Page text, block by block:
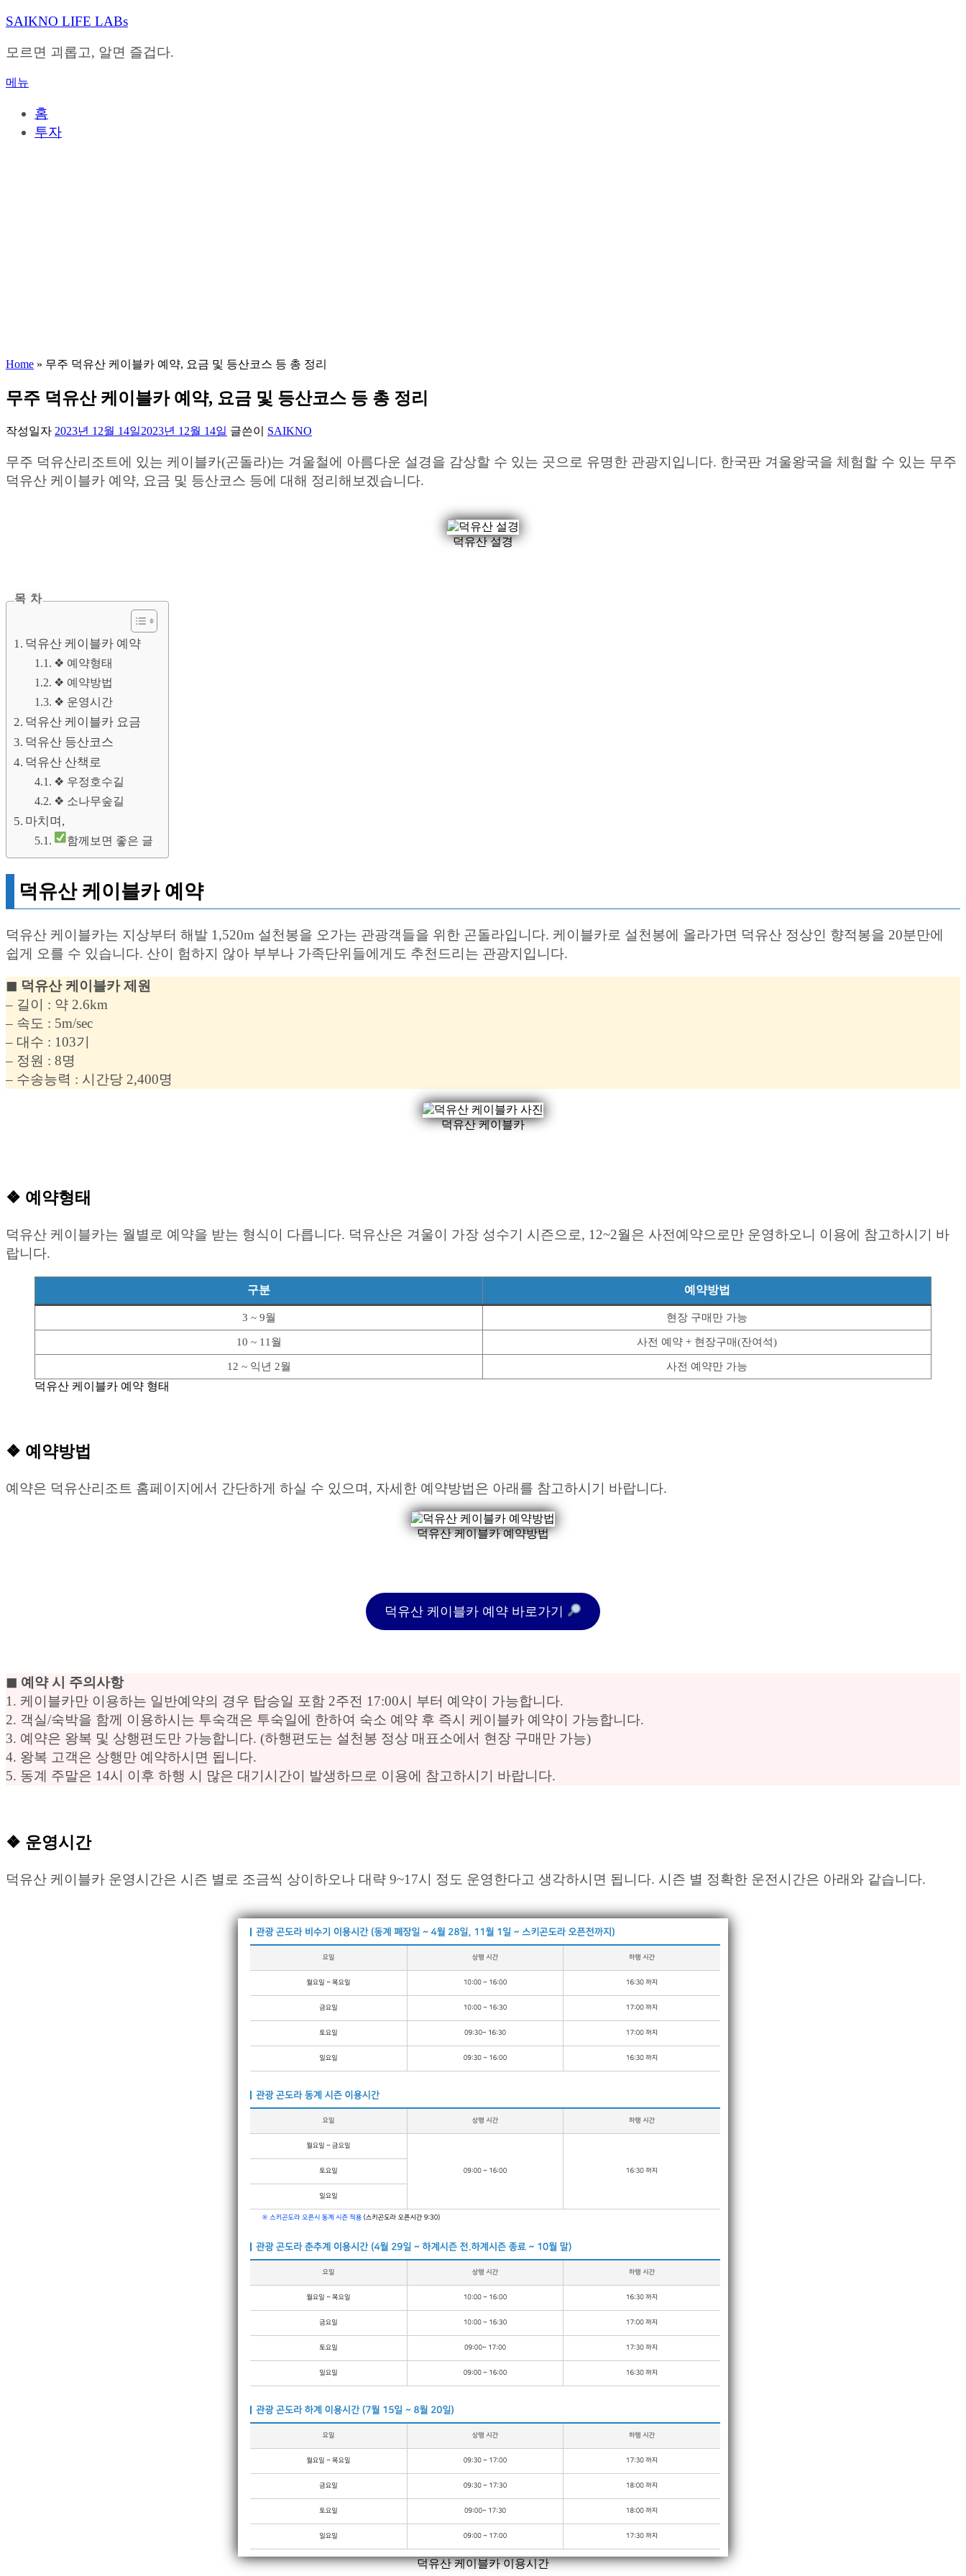
내
으
바
SAIKNO LIFE LABs
모르면 괴롭고, 알면 즐겁다.
메뉴
홈
투자
Home » 무주 덕유산 케이블카 예약, 요금 및 등산코스 등 총 정리
무주 덕유산 케이블카 예약, 요금 및 등산코스 등 총 정리
작성일자 2023년 12월 14일2023년 12월 14일 글쓴이 SAIKNO
무주 덕유산리조트에 있는 케이블카(곤돌라)는 겨울철에 아름다운 설경을 감상할 수 있는 곳으로 유명한 관광지입니다. 한국판 겨울왕국을 체험할 수 있는 무주
덕유산 케이블카 예약, 요금 및 등산코스 등에 대해 정리해보겠습니다.
덕유산 설경
목 차
덕유산 케이블카 예약
❖ 예약형태
❖ 예약방법
❖ 운영시간
덕유산 케이블카 요금
덕유산 등산코스
덕유산 산책로
❖ 우정호수길
❖ 소나무숲길
마치며,
함께보면 좋은 글
덕유산 케이블카 예약
덕유산 케이블카는 지상부터 해발 1,520m 설천봉을 오가는 관광객들을 위한 곤돌라입니다. 케이블카로 설천봉에 올라가면 덕유산 정상인 향적봉을 20분만에
쉽게 오를 수 있습니다. 산이 험하지 않아 부부나 가족단위들에게도 추천드리는 관광지입니다.
◼︎ 덕유산 케이블카 제원
– 길이 : 약 2.6km
– 속도 : 5m/sec
– 대수 : 103기
– 정원 : 8명
– 수송능력 : 시간당 2,400명
덕유산 케이블카
❖ 예약형태
덕유산 케이블카는 월별로 예약을 받는 형식이 다릅니다. 덕유산은 겨울이 가장 성수기 시즌으로, 12~2월은 사전예약으로만 운영하오니 이용에 참고하시기 바
랍니다.
구분 예약방법
3 ~ 9월 현장 구매만 가능
10 ~ 11월 사전 예약 + 현장구매(잔여석)
12 ~ 익년 2월 사전 예약만 가능
덕유산 케이블카 예약 형태
❖ 예약방법
예약은 덕유산리조트 홈페이지에서 간단하게 하실 수 있으며, 자세한 예약방법은 아래를 참고하시기 바랍니다.
덕유산 케이블카 예약방법
덕유산 케이블카 예약 바로가기
◼︎ 예약 시 주의사항
1. 케이블카만 이용하는 일반예약의 경우 탑승일 포함 2주전 17:00시 부터 예약이 가능합니다.
2. 객실/숙박을 함께 이용하시는 투숙객은 투숙일에 한하여 숙소 예약 후 즉시 케이블카 예약이 가능합니다.
3. 예약은 왕복 및 상행편도만 가능합니다. (하행편도는 설천봉 정상 매표소에서 현장 구매만 가능)
4. 왕복 고객은 상행만 예약하시면 됩니다.
5. 동계 주말은 14시 이후 하행 시 많은 대기시간이 발생하므로 이용에 참고하시기 바랍니다.
❖ 운영시간
덕유산 케이블카 운영시간은 시즌 별로 조금씩 상이하오나 대략 9~17시 정도 운영한다고 생각하시면 됩니다. 시즌 별 정확한 운전시간은 아래와 같습니다.
덕유산 케이블카 이용시간